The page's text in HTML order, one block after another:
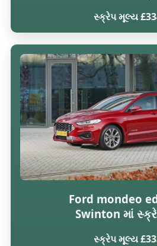
સ્ક્રેપ મૂલ્ય
Ford mondeo
Swinton માં
સ્ક્રેપ મૂલ્ય